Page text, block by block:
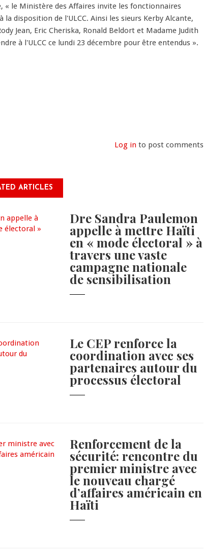
« le Ministère des Affaires invite les fonctionnaires
la disposition de l'ULCC. Ainsi les sieurs Kerby Alcante,
Jean, Eric Cheriska, Ronald Beldort et Madame Judith
à l'ULCC ce lundi 23 décembre pour être entendus ».
Log in to post comments
ARTICLES
Dre Sandra Paulemon
appelle à mettre Haïti
en « mode électoral » à
travers une vaste
campagne nationale
de sensibilisation
Le CEP renforce la
coordination avec ses
partenaires autour du
processus électoral
Renforcement de la
sécurité: rencontre du
premier ministre avec
le nouveau chargé
d’affaires américain en
Haïti